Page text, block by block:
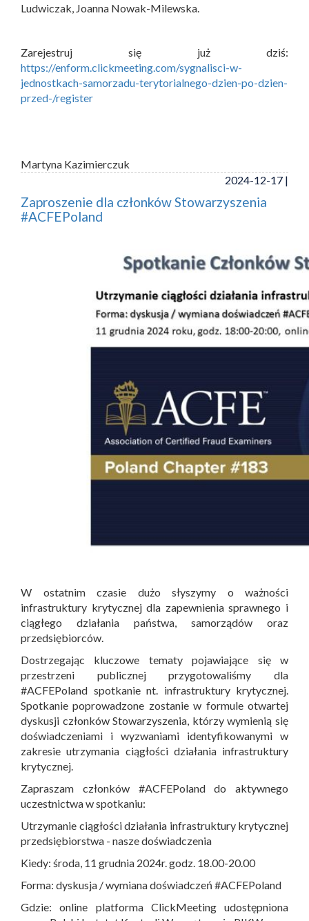
Ludwiczak, Joanna Nowak-Milewska.
Zarejestruj się już dziś:
https://enform.clickmeeting.com/sygnalisci-w-
jednostkach-samorzadu-terytorialnego-dzien-po-dzien-
przed-/register
Martyna Kazimierczuk
2024-12-17 |
Zaproszenie dla członków Stowarzyszenia
#ACFEPoland
W ostatnim czasie dużo słyszymy o ważności
infrastruktury krytycznej dla zapewnienia sprawnego i
ciągłego działania państwa, samorządów oraz
przedsiębiorców.
Dostrzegając kluczowe tematy pojawiające się w
przestrzeni publicznej przygotowaliśmy dla
#ACFEPoland spotkanie nt. infrastruktury krytycznej.
Spotkanie poprowadzone zostanie w formule otwartej
dyskusji członków Stowarzyszenia, którzy wymienią się
doświadczeniami i wyzwaniami identyfikowanymi w
zakresie utrzymania ciągłości działania infrastruktury
krytycznej.
Zapraszam członków #ACFEPoland do aktywnego
uczestnictwa w spotkaniu:
Utrzymanie ciągłości działania infrastruktury krytycznej
przedsiębiorstwa - nasze doświadczenia
Kiedy: środa, 11 grudnia 2024r. godz. 18.00-20.00
Forma: dyskusja / wymiana doświadczeń #ACFEPoland
Gdzie: online platforma ClickMeeting udostępniona